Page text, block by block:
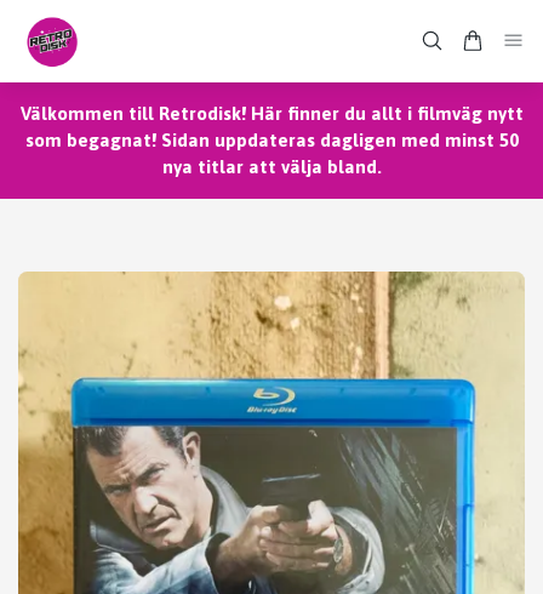
Välkommen till Retrodisk! Här finner du allt i filmväg nytt
som begagnat! Sidan uppdateras dagligen med minst 50
nya titlar att välja bland.